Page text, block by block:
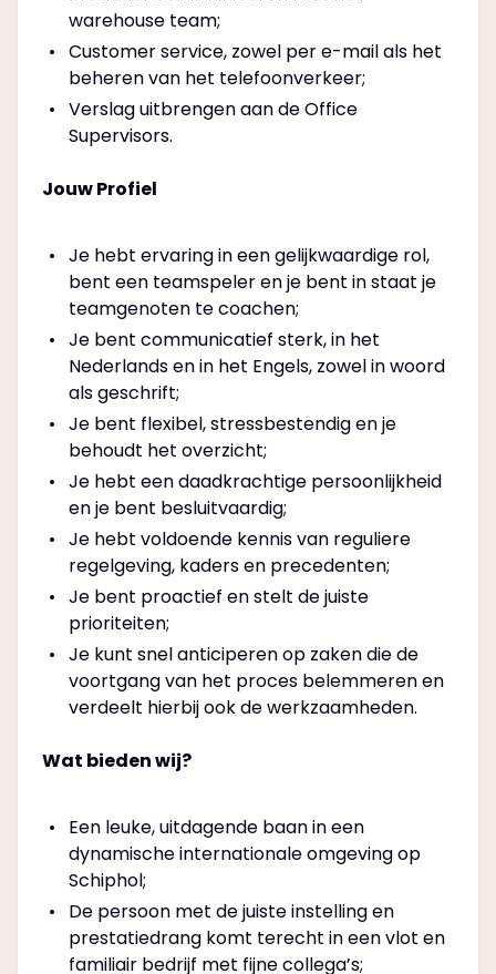
warehouse team;
Customer service, zowel per e-mail als het
beheren van het telefoonverkeer;
Verslag uitbrengen aan de Office
Supervisors.
Jouw Profiel
Je hebt ervaring in een gelijkwaardige rol,
bent een teamspeler en je bent in staat je
teamgenoten te coachen;
Je bent communicatief sterk, in het
Nederlands en in het Engels, zowel in woord
als geschrift;
Je bent flexibel, stressbestendig en je
behoudt het overzicht;
Je hebt een daadkrachtige persoonlijkheid
en je bent besluitvaardig;
Je hebt voldoende kennis van reguliere
regelgeving, kaders en precedenten;
Je bent proactief en stelt de juiste
prioriteiten;
Je kunt snel anticiperen op zaken die de
voortgang van het proces belemmeren en
verdeelt hierbij ook de werkzaamheden.
Wat bieden wij?
Een leuke, uitdagende baan in een
dynamische internationale omgeving op
Schiphol;
De persoon met de juiste instelling en
prestatiedrang komt terecht in een vlot en
familiair bedrijf met fijne collega’s;